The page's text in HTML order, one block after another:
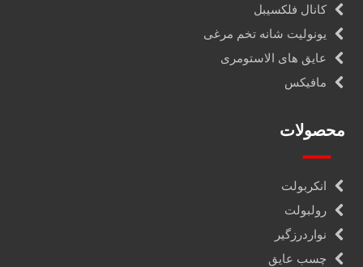
کانال فلکسیبل
یونولیت شانه تخم مرغی
عایق های الاستومری
مافیکس
محصولات
انکربولت
رولبولت
نواردرزگیر
چسب عایق